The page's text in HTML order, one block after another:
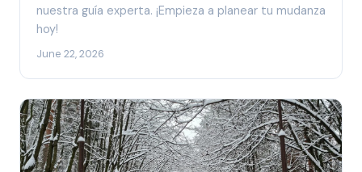
nuestra guía experta. ¡Empieza a planear tu mudanza
hoy!
June 22, 2026